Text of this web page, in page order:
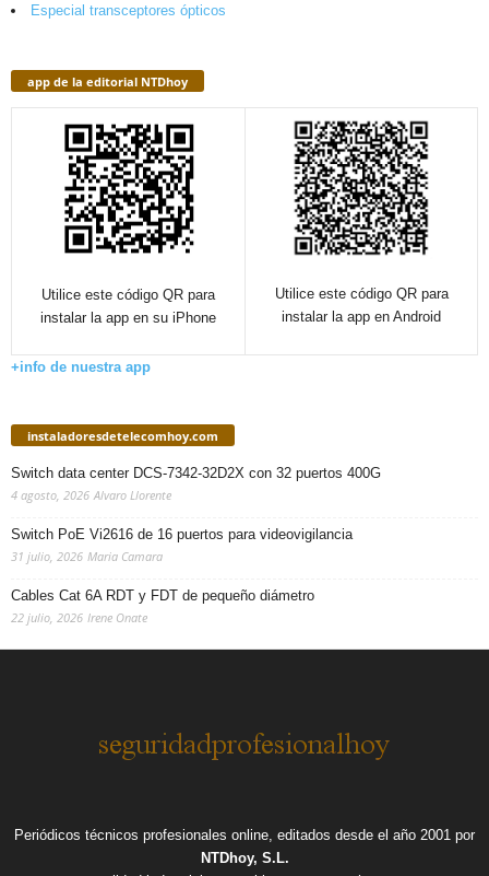
Especial transceptores ópticos
app de la editorial NTDhoy
Utilice este código QR para
instalar la app en su iPhone
Utilice este código QR para
instalar la app en Android
+info de nuestra app
instaladoresdetelecomhoy.com
Switch data center DCS-7342-32D2X con 32 puertos 400G
4 agosto, 2026 Alvaro Llorente
Switch PoE Vi2616 de 16 puertos para videovigilancia
31 julio, 2026 Maria Camara
Cables Cat 6A RDT y FDT de pequeño diámetro
22 julio, 2026 Irene Onate
Periódicos técnicos profesionales online, editados desde el año 2001 por
NTDhoy, S.L.